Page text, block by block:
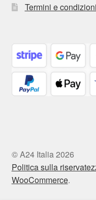
Termini e condizioni
© A24 Italia 2026
Politica sulla
WooCommerce.